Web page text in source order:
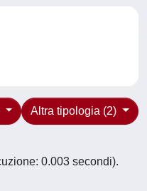
Altra tipologia (2)
0.003 secondi).